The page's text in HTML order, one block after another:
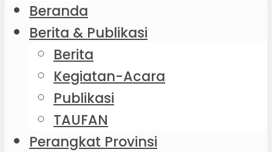
Beranda
Berita & Publikasi
Berita
Kegiatan-Acara
Publikasi
TAUFAN
Perangkat Provinsi